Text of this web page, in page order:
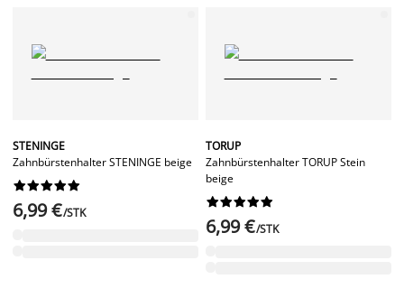
STENINGE
Zahnbürstenhalter STENINGE beige






6,99 €/STK
TORUP
Zahnbürstenhalter TORUP Stein
beige






6,99 €/STK